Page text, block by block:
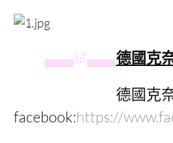
▄▄▄試▄▄▄德國克
德國克
facebook:https://